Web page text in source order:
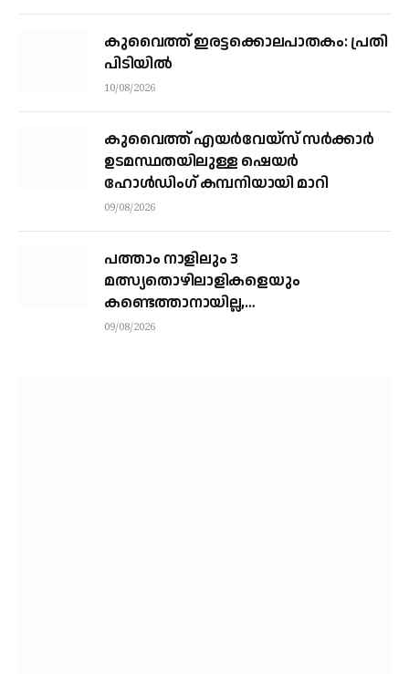
കുവൈത്ത് ഇരട്ടക്കൊലപാതകം: പ്രതി
പിടിയിൽ
10/08/2026
കുവൈത്ത് എയര്‍വേയ്‌സ് സര്‍ക്കാര്‍
ഉടമസ്ഥതയിലുള്ള ഷെയര്‍
ഹോള്‍ഡിംഗ് കമ്പനിയായി മാറി
09/08/2026
പത്താം നാളിലും 3
മത്സ്യതൊഴിലാളികളെയും
കണ്ടെത്താനായില്ല,
നാവികസേനയെത്തിയിട്ടും രക്ഷയില്ല;
09/08/2026